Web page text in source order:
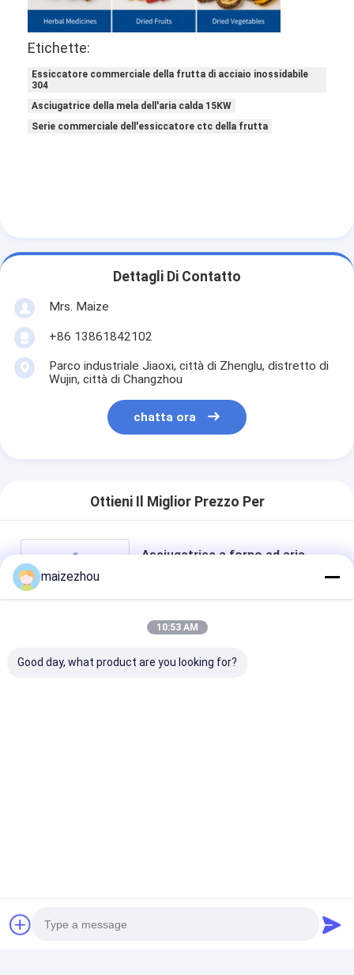
Macchina per la frantumazione superfina
Asciugatrice industriale
Etichette:
Essiccatore commerciale della frutta di acciaio inossidabile
304
Asciugatrice della mela dell'aria calda 15KW
Serie commerciale dell'essiccatore ctc della frutta
Dettagli Di Contatto
Mrs. Maize
+86 13861842102
Parco industriale Jiaoxi, città di Zhenglu, distretto di
Wujin, città di Changzhou
chatta ora
Ottieni Il Miglior Prezzo Per
Asciugatrice a forno ad aria
verdura secca
chiacchierata
multiuso
materiali sfusi
Miglior
maizezhou
10:53 AM
Good day, what product are you looking for?